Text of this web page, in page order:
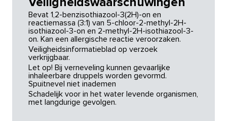
Bevat 1,2-benzisothiazool-3(2H)-on en
reactiemassa (3:1) van 5-chloor-2-methyl-2H-
isothiazool-3-on en 2-methyl-2H-isothiazool-3-
on. Kan een allergische reactie veroorzaken.
Veiligheidsinformatieblad op verzoek
verkrijgbaar.
Let op! Bij verneveling kunnen gevaarlijke
inhaleerbare druppels worden gevormd.
Spuitnevel niet inademen
Schadelijk voor in het water levende organismen,
met langdurige gevolgen.